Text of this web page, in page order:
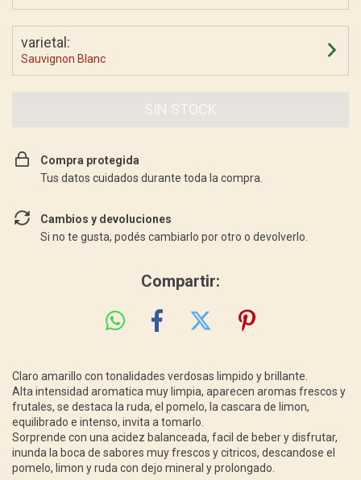
varietal:
Sauvignon Blanc
Compra protegida
Tus datos cuidados durante toda la compra.
Cambios y devoluciones
Si no te gusta, podés cambiarlo por otro o devolverlo.
Compartir:
Claro amarillo con tonalidades verdosas limpido y brillante.
Alta intensidad aromatica muy limpia, aparecen aromas frescos y
frutales, se destaca la ruda, el pomelo, la cascara de limon,
equilibrado e intenso, invita a tomarlo.
Sorprende con una acidez balanceada, facil de beber y disfrutar,
inunda la boca de sabores muy frescos y citricos, descandose el
pomelo, limon y ruda con dejo mineral y prolongado.